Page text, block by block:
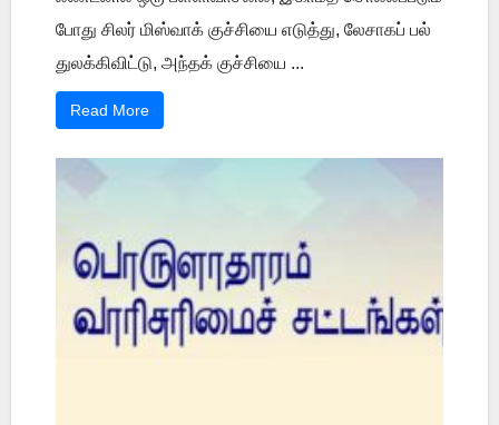
போது சிலர் மிஸ்வாக் குச்சியை எடுத்து, லேசாகப் பல்
துலக்கிவிட்டு, அந்தக் குச்சியை ...
Read More